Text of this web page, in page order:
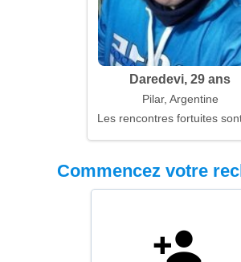
Daredevi, 29 ans
Pilar, Argentine
Les rencontres fortuites
Commencez votre